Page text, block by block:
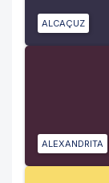
ALCAÇUZ
ALEXANDRITA